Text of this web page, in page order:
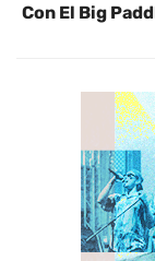
Con El Big